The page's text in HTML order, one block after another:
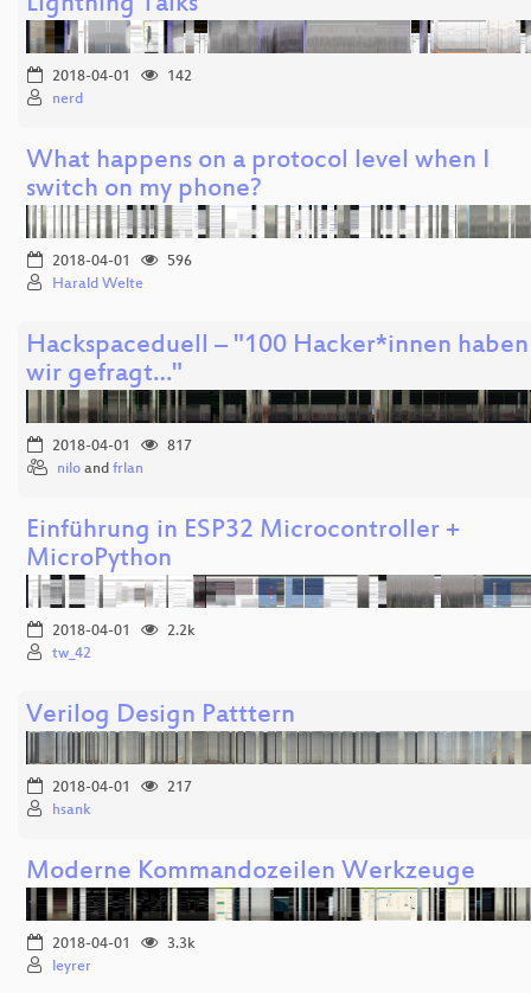
2018-04-01
142
nerd
What happens on a protocol level when I
switch on my phone?
2018-04-01
596
Harald Welte
Hackspaceduell – "100 Hacker*innen haben
wir gefragt…"
2018-04-01
817
nilo and frlan
Einführung in ESP32 Microcontroller +
MicroPython
2018-04-01
2.2k
tw_42
Verilog Design Patttern
2018-04-01
217
hsank
Moderne Kommandozeilen Werkzeuge
2018-04-01
3.3k
leyrer